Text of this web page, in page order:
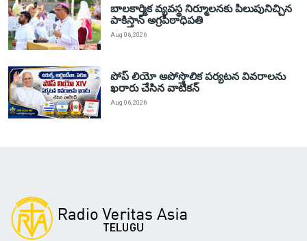
బాలకార్మిక వ్యవస్థ నిర్మూలనకు పిలుపునిచ్చిన
పాకిస్తాన్ అగ్రపీఠాధిపతి
Aug 06, 2026
పోప్ లియో అపోస్తొలిక పర్యటన వివరాలను
ఖరారు చేసిన వాటికన్
Aug 06, 2026